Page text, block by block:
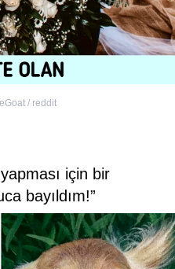
/ reddit
için bir
bayıldım!”